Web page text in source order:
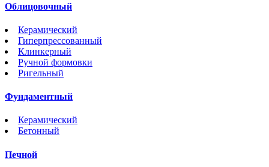
Облицовочный
Керамический
Гиперпрессованный
Клинкерный
Ручной формовки
Ригельный
Фундаментный
Керамический
Бетонный
Печной